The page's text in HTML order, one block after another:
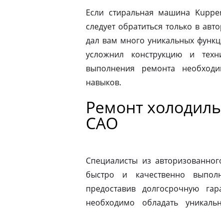
Если стиральная машина
следует обратиться только в
дал вам много уникальных
усложнил конструкцию и
выполнения ремонта
навыков.
Ремонт
САО
Специалисты из
быстро и качественно
предоставив долгосрочную
необходимо обладать